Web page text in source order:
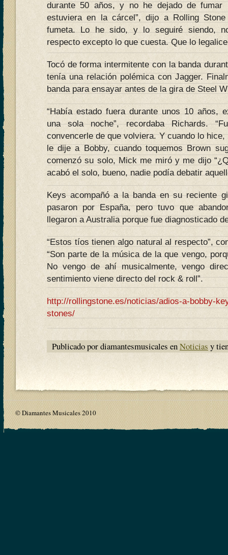
durante 50 años, y no he dejado de
estuviera en la cárcel”, dijo a Rolling
fumeta. Lo he sido, y lo seguiré siendo,
respecto excepto lo que cuesta. Que lo
Tocó de forma intermitente con la banda
tenía una relación polémica con Jagger.
banda para ensayar antes de la gira de Steel
“Había estado fuera durante unos 10 años,
una sola noche”, recordaba Richards.
convencerle de que volviera. Y cuando lo
le dije a Bobby, cuando toquemos Brown
comenzó su solo, Mick me miró y me dijo
acabó el solo, bueno, nadie podía debatir
Keys acompañó a la banda en su reciente
pasaron por España, pero tuvo que
llegaron a Australia porque fue diagnosticado
“Estos tíos tienen algo natural al respecto”,
“Son parte de la música de la que vengo,
No vengo de ahí musicalmente, vengo
sentimiento viene directo del rock & roll”.
http://rollingstone.es/noticias/adios-a-bobby-
stones/
Publicado por diamantesmusicales enNoticias y
© Diamantes Musicales 2010